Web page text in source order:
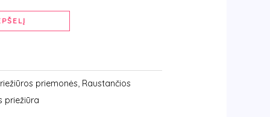
priemonės, Raustančios
priežiūra